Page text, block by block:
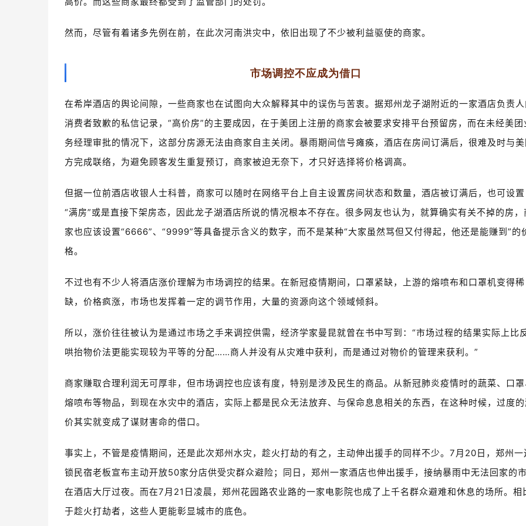
然而，尽管有着诸多先例在前，在此次河南洪灾中，依旧出现了不少被利益驱使的商家。
市场调控不应成为借口
在希岸酒店的舆论间隙，一些商家也在试图向大众解释其中的误伤与苦衷。据郑州龙子湖附近的一家酒店负责人
消费者致歉的私信记录，“高价房”的主要成因，在于美团上注册的商家会被要求安排平台预留房，而在未经美团
务经理审批的情况下，这部分房源无法由商家自主关闭。暴雨期间信号瘫痪，酒店在房间订满后，很难及时与美
方完成联络，为避免顾客发生重复预订，商家被迫无奈下，才只好选择将价格调高。
但据一位前酒店收银人士科普，商家可以随时在网络平台上自主设置房间状态和数量，酒店被订满后，也可设置
“满房”或是直接下架房态，因此龙子湖酒店所说的情况根本不存在。很多网友也认为，就算确实有关不掉的房，
家也应该设置“6666”、“9999”等具备提示含义的数字，而不是某种“大家虽然骂但又付得起，他还是能赚到”的
格。
不过也有不少人将酒店涨价理解为市场调控的结果。在新冠疫情期间，口罩紧缺，上游的熔喷布和口罩机变得稀
缺，价格疯涨，市场也发挥着一定的调节作用，大量的资源向这个领域倾斜。
所以，涨价往往被认为是通过市场之手来调控供需，经济学家曼昆就曾在书中写到：“市场过程的结果实际上比
哄抬物价法更能实现较为平等的分配……商人并没有从灾难中获利，而是通过对物价的管理来获利。”
商家赚取合理利润无可厚非，但市场调控也应该有度，特别是涉及民生的商品。从新冠肺炎疫情时的蔬菜、口罩
熔喷布等物品，到现在水灾中的酒店，实际上都是民众无法放弃、与保命息息相关的东西，在这种时候，过度
价其实就变成了谋财害命的借口。
事实上，不管是疫情期间，还是此次郑州水灾，趁火打劫的有之，主动伸出援手的同样不少。7月20日，郑州一
锁民宿老板宣布主动开放50家分店供受灾群众避险；同日，郑州一家酒店也伸出援手，接纳暴雨中无法回家的
在酒店大厅过夜。而在7月21日凌晨，郑州花园路农业路的一家电影院也成了上千名群众避难和休息的场所。相
于趁火打劫者，这些人更能彰显城市的底色。